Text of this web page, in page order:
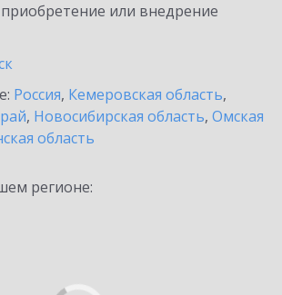
или внедрение
Россия, Кемеровская область,
, Новосибирская область, Омская
область
регионе: